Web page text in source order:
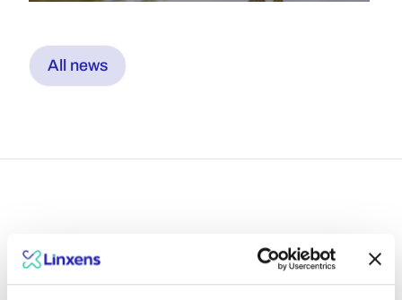
All news
Ein Blick in die Zukunft